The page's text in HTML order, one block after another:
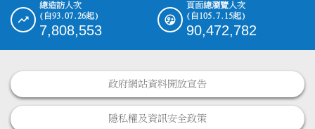
總造訪人次
(自93.07.26起)
7,808,553
頁面總瀏覽人次
(自105.7.15起)
90,472,782
政府網站資料開放宣告
隱私權及資訊安全政策